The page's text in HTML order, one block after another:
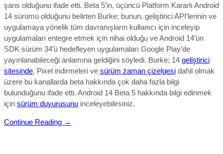
şans olduğunu ifade etti. Beta 5’in, üçüncü Platform Kararlı Android
14 sürümü olduğunu belirten Burke; bunun, geliştirici API’lerinin ve
uygulamaya yönelik tüm davranışların kullanıcı için inceleyip
uygulamaları entegre etmek için nihai olduğu ve Android 14’ün
SDK sürüm 34’ü hedefleyen uygulamaları Google Play’de
yayınlanabileceği anlamına geldiğini söyledi. Burke; 14 geliştirici
sitesinde, Pixel indirmeleri ve sürüm zaman çizelgesi dahil olmak
üzere bu kanallarda beta hakkında çok daha fazla bilgi
bulunduğunu ifade etti. Android 14 Beta 5 hakkında bilgi edinmek
için sürüm duyurusunu inceleyebilirsiniz.
Continue Reading →